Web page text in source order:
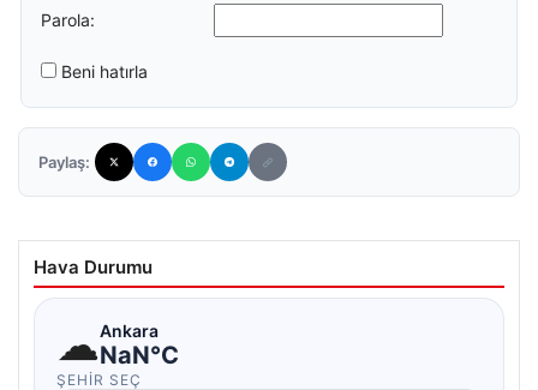
Parola:
Beni hatırla
Paylaş:
Hava Durumu
☁Ankara
NaN°C
ŞEHIR SEÇ